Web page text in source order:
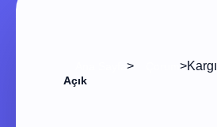
> >Kargı
Açık